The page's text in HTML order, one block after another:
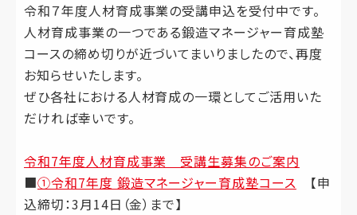
令和７年度人材育成事業の受講申込を受付中です。
人材育成事業の一つである鍛造マネージャー育成塾
コースの締め切りが近づいてまいりましたので、再度
お知らせいたします。
ぜひ各社における人材育成の一環としてご活用いた
だければ幸いです。
令和7年度人材育成事業 受講生募集のご案内
■①令和7年度 鍛造マネージャー育成塾コース 【申
込締切：3月14日（金）まで】